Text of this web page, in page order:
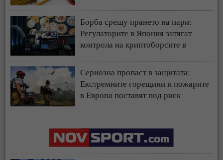
Борба срещу прането на пари:
Регулаторите в Япония затягат
контрола на криптоборсите в
Сериозна пропаст в защитата:
Екстремните горещини и пожарите
в Европа поставят под риск